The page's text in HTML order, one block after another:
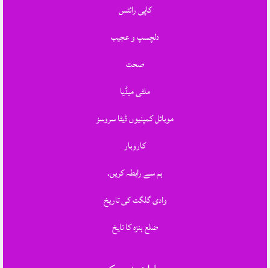
کاپی رائٹس
دلچسپ و عجیب
صحت
ملٹی میڈیا
موبائل کمپنیوں ڈیٹا سروسز
کاروبار
ہم سے رابطہ کریں.
وادی گلگت کی تاریخ
ضلع ہنزہ کا تایخ